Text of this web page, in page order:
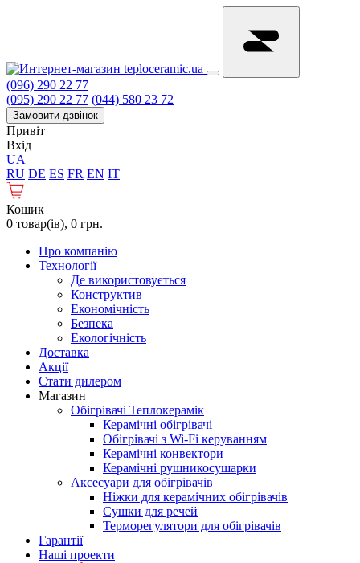
(096) 290 22 77
(095) 290 22 77 (044) 580 23 72
Замовити дзвінок
Привіт
Вхід
UA
RU DE ES FR EN IT
Кошик
0 товар(ів), 0 грн.
Про компанію
Технології
Де використовується
Конструктив
Економічність
Безпека
Екологічність
Доставка
Акції
Стати дилером
Магазин
Обігрівачі Теплокерамік
Керамічні обігрівачі
Обігрівачі з Wi-Fi керуванням
Керамічні конвектори
Керамічні рушникосушарки
Аксесуари для обігрівачів
Ніжки для керамічних обігрівачів
Сушки для речей
Терморегулятори для обігрівачів
Гарантії
Нашi проекти